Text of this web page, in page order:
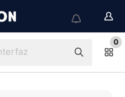
0